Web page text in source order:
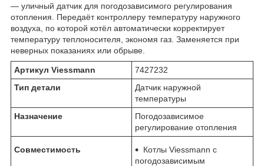
— уличный датчик для погодозависимого регулирования
отопления. Передаёт контроллеру температуру наружного
воздуха, по которой котёл автоматически корректирует
температуру теплоносителя, экономя газ. Заменяется при
неверных показаниях или обрыве.
Артикул Viessmann
7427232
Тип детали
Датчик наружной
температуры
Назначение
Погодозависимое
регулирование отопления
Совместимость
Котлы Viessmann с
погодозависимым